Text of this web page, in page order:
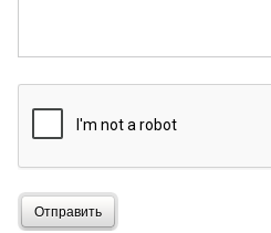
Отправить